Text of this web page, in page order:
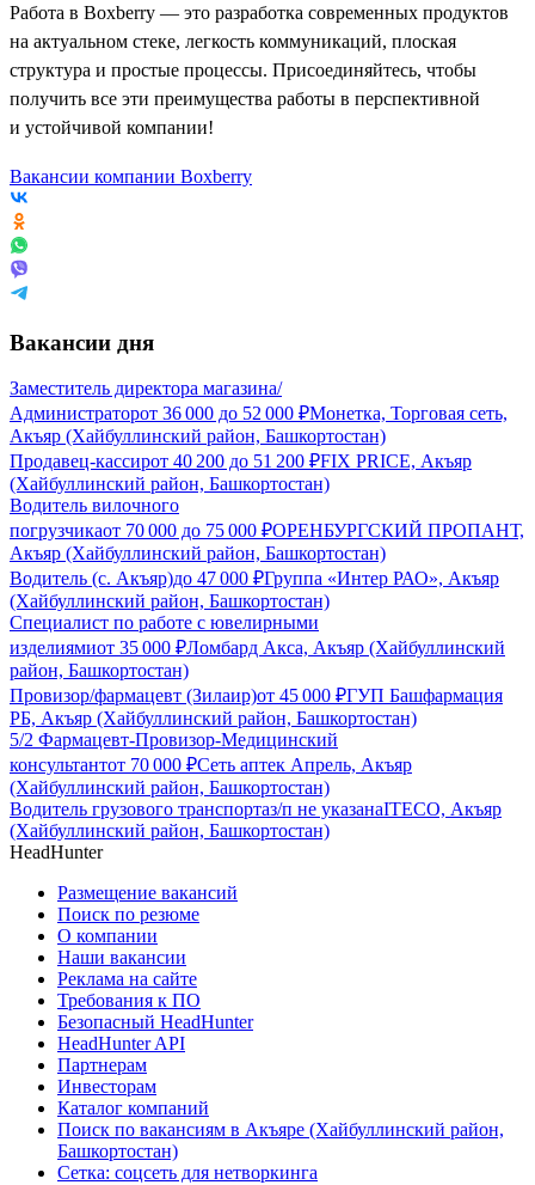
Работа в Boxberry — это разработка современных продуктов
на актуальном стеке, легкость коммуникаций, плоская
структура и простые процессы. Присоединяйтесь, чтобы
получить все эти преимущества работы в перспективной
и устойчивой компании!
Вакансии компании Boxberry
Вакансии дня
Заместитель директора магазина/
Администраторот 36 000 до 52 000 ₽Монетка, Торговая сеть,
Акъяр (Хайбуллинский район, Башкортостан)
Продавец-кассирот 40 200 до 51 200 ₽FIX PRICE, Акъяр
(Хайбуллинский район, Башкортостан)
Водитель вилочного
погрузчикаот 70 000 до 75 000 ₽ОРЕНБУРГСКИЙ ПРОПАНТ,
Акъяр (Хайбуллинский район, Башкортостан)
Водитель (с. Акъяр)до 47 000 ₽Группа «Интер РАО», Акъяр
(Хайбуллинский район, Башкортостан)
Специалист по работе с ювелирными
изделиямиот 35 000 ₽Ломбард Акса, Акъяр (Хайбуллинский
район, Башкортостан)
Провизор/фармацевт (Зилаир)от 45 000 ₽ГУП Башфармация
РБ, Акъяр (Хайбуллинский район, Башкортостан)
5/2 Фармацевт-Провизор-Медицинский
консультантот 70 000 ₽Сеть аптек Апрель, Акъяр
(Хайбуллинский район, Башкортостан)
Водитель грузового транспортаз/п не указанаITECO, Акъяр
(Хайбуллинский район, Башкортостан)
HeadHunter
Размещение вакансий
Поиск по резюме
О компании
Наши вакансии
Реклама на сайте
Требования к ПО
Безопасный HeadHunter
HeadHunter API
Партнерам
Инвесторам
Каталог компаний
Поиск по вакансиям в Акъяре (Хайбуллинский район,
Башкортостан)
Сетка: соцсеть для нетворкинга